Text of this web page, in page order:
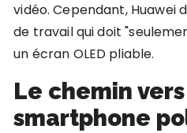
vidéo. Cependant, Huawei
de travail qui doit
un écran OLED pliable.
Le chemin
smartphone